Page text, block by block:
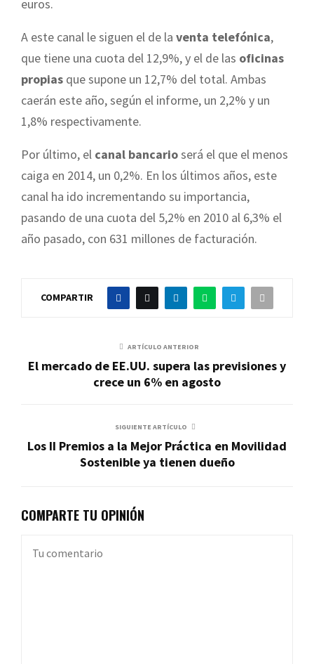
euros.
A este canal le siguen el de la venta telefónica,
que tiene una cuota del 12,9%, y el de las oficinas
propias que supone un 12,7% del total. Ambas
caerán este año, según el informe, un 2,2% y un
1,8% respectivamente.
Por último, el canal bancarioserá el que el menos
caiga en 2014, un 0,2%. En los últimos años, este
canal ha ido incrementando su importancia,
pasando de una cuota del 5,2% en 2010 al 6,3% el
año pasado, con 631 millones de facturación.
COMPARTIR
ARTÍCULO ANTERIOR
El mercado de EE.UU. supera las previsiones y
crece un 6% en agosto
SIGUIENTE ARTÍCULO
Los II Premios a la Mejor Práctica en Movilidad
Sostenible ya tienen dueño
COMPARTE TU OPINIÓN